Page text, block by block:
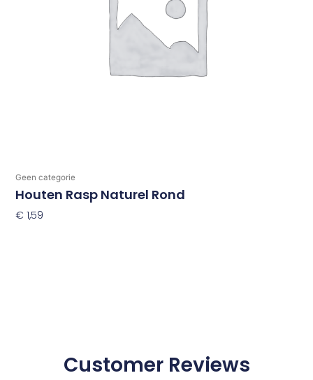
Geen categorie
Houten Rasp Naturel Rond
€ 1,59
Customer Reviews